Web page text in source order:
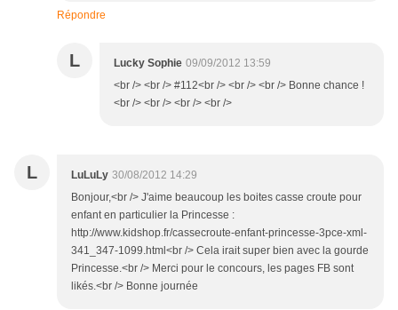
Répondre
L Lucky Sophie 09/09/2012 13:59
<br /> <br /> #112<br /> <br /> <br /> Bonne chance !
<br /> <br /> <br /> <br />
L LuLuLy 30/08/2012 14:29
Bonjour,<br /> J'aime beaucoup les boites casse croute pour
enfant en particulier la Princesse :
http://www.kidshop.fr/cassecroute-enfant-princesse-3pce-xml-
341_347-1099.html<br /> Cela irait super bien avec la gourde
Princesse.<br /> Merci pour le concours, les pages FB sont
likés.<br /> Bonne journée